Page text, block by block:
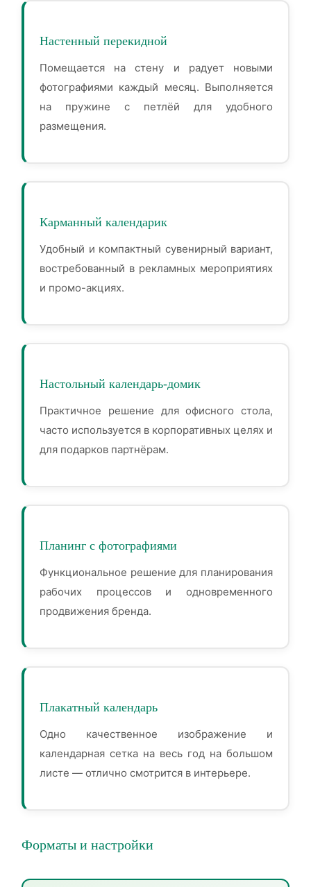
Настенный перекидной
Помещается на стену и радует новыми
фотографиями каждый месяц. Выполняется
на пружине с петлёй для удобного
размещения.
Карманный календарик
Удобный и компактный сувенирный вариант,
востребованный в рекламных мероприятиях
и промо-акциях.
Настольный календарь-домик
Практичное решение для офисного стола,
часто используется в корпоративных целях и
для подарков партнёрам.
Планинг с фотографиями
Функциональное решение для планирования
рабочих процессов и одновременного
продвижения бренда.
Плакатный календарь
Одно качественное изображение и
календарная сетка на весь год на большом
листе — отлично смотрится в интерьере.
Форматы и настройки